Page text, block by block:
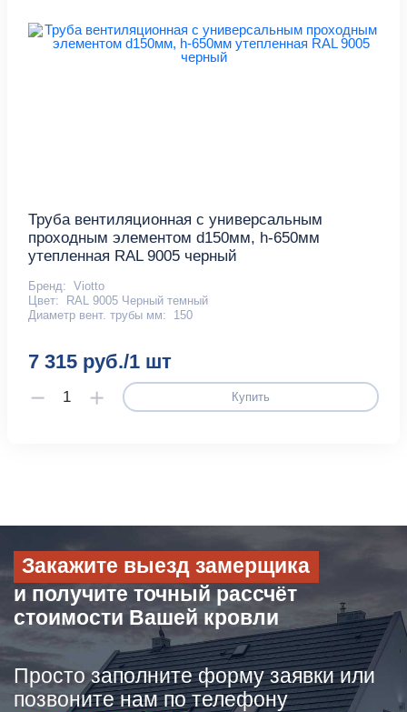
Труба вентиляционная с универсальным
проходным элементом d150мм, h-650мм
утепленная RAL 9005 черный
Бренд: Viotto
Цвет:
RAL 9005 Черный темный
Диаметр вент. трубы мм:
150
7 315 руб./1 шт
Купить
Закажите выезд замерщика
и получите точный рассчёт
стоимости Вашей кровли
Просто заполните форму заявки или
позвоните нам по телефону